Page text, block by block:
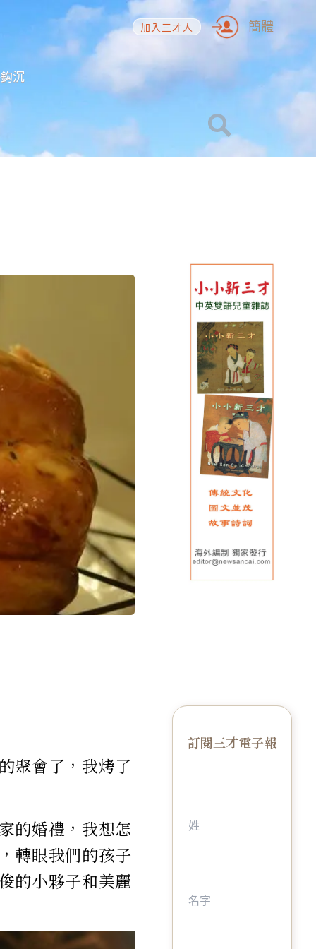
沉
加入三才人 簡體
聚會了，我烤了
的婚禮，我想怎
轉眼我們的孩子
的小夥子和美麗
訂閱三才電子報